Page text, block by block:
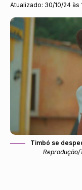
Atualizado: 30/10/24 às
Timbó se
Reprodução/